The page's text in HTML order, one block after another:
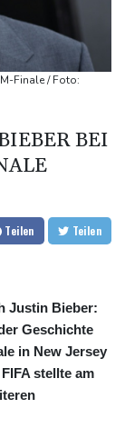
zurück
in
FIFA-Chefs
Fußball-Verband
besser an
Finale / Foto:
BEI
Teilen Teilen
Justin Bieber:
Geschichte
in New Jersey
stellte am